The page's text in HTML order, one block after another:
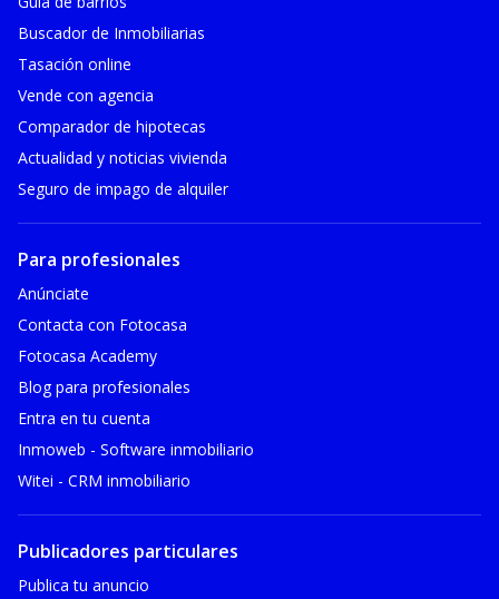
Buscador de Inmobiliarias
Tasación online
Vende con agencia
Comparador de hipotecas
Actualidad y noticias vivienda
Seguro de impago de alquiler
Para profesionales
Anúnciate
Contacta con Fotocasa
Fotocasa Academy
Blog para profesionales
Entra en tu cuenta
Inmoweb - Software inmobiliario
Witei - CRM inmobiliario
Publicadores particulares
Publica tu anuncio